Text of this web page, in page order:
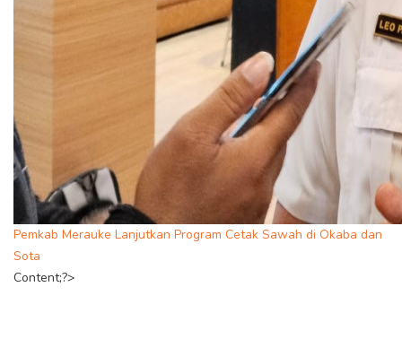
Pemkab Merauke Lanjutkan Program Cetak Sawah di Okaba dan
Sota
Content;?>